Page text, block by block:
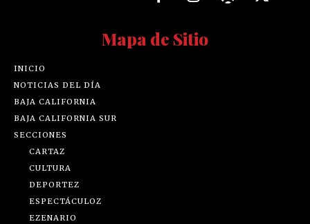
Mapa de Sitio
INICIO
NOTICIAS DEL DÍA
BAJA CALIFORNIA
BAJA CALIFORNIA SUR
SECCIONES
CARTAZ
CULTURA
DEPORTEZ
ESPECTÁCULOZ
EZENARIO